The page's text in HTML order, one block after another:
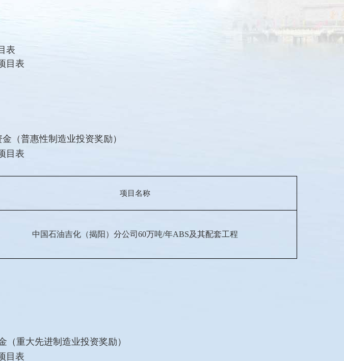
表
目表
（普惠性制造业投资奖励）
目表
项目名称
中国石油吉化（揭阳）分公司 60万吨/年ABS及其配套工程
（重大先进制造业投资奖励）
目表